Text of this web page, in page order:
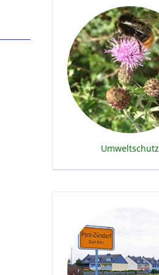
Umweltschutz